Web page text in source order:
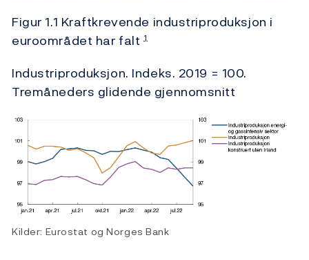
Figur 1.1 Kraftkrevende industriproduksjon i
euroområdet har falt 1
Industriproduksjon. Indeks. 2019 = 100.
Tremåneders glidende gjennomsnitt
Kilder: Eurostat og Norges Bank